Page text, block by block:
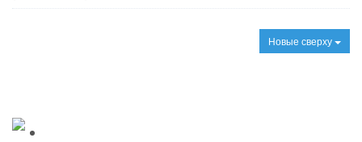
Новые сверху